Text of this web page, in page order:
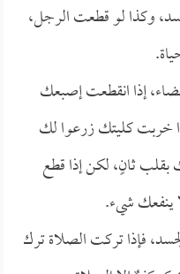
وكذا لو قطعت الرجل،
إذا انقطعت إصبعك
خربت كليتك زرعوا لك
بقلب ثانٍ، لكن إذا قطع
شيء.
فإذا تركت الصلاة ترك